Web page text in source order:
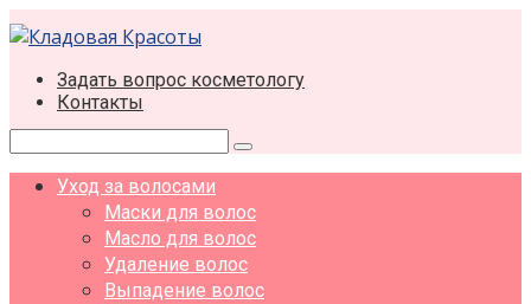
Перейти
к
контентуЗадать вопрос косметологу
Контакты
Поиск:
Уход за волосами
Маски для волос
Масло для волос
Удаление волос
Выпадение волос